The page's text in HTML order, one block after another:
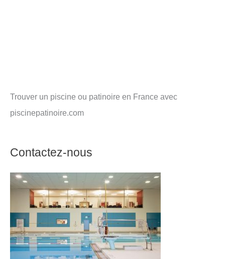
Trouver un piscine ou patinoire en France avec
piscinepatinoire.com
Contactez-nous